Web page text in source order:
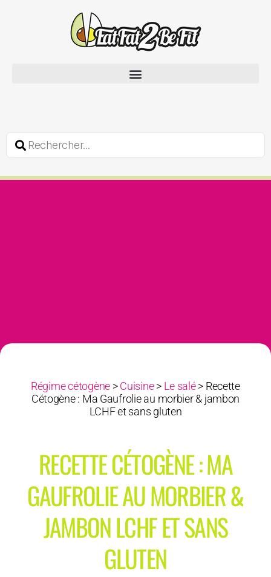
Régime cétogène>Cuisine> Le salé> Recette
Cétogène : Ma Gaufrolie au morbier & jambon
LCHF et sans gluten
RECETTE CÉTOGÈNE : MA
GAUFROLIE AU MORBIER &
JAMBON LCHF ET SANS
GLUTEN